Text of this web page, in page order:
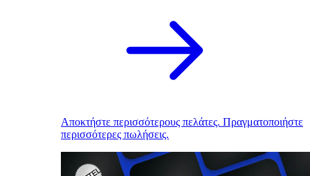
Αποκτήστε περισσότερους πελάτες. Πραγματοποιήστε
περισσότερες πωλήσεις.